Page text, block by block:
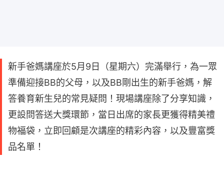
新手爸媽講座於5月9日（星期六）完滿舉行，為一眾
準備迎接BB的父母，以及BB剛出生的新手爸媽，解
答養育新生兒的常見疑問！現場講座除了分享知識，
更設問答送大獎環節，當日出席的家長更獲得精美禮
物福袋，立即回顧是次講座的精彩內容，以及豐富獎
品名單！